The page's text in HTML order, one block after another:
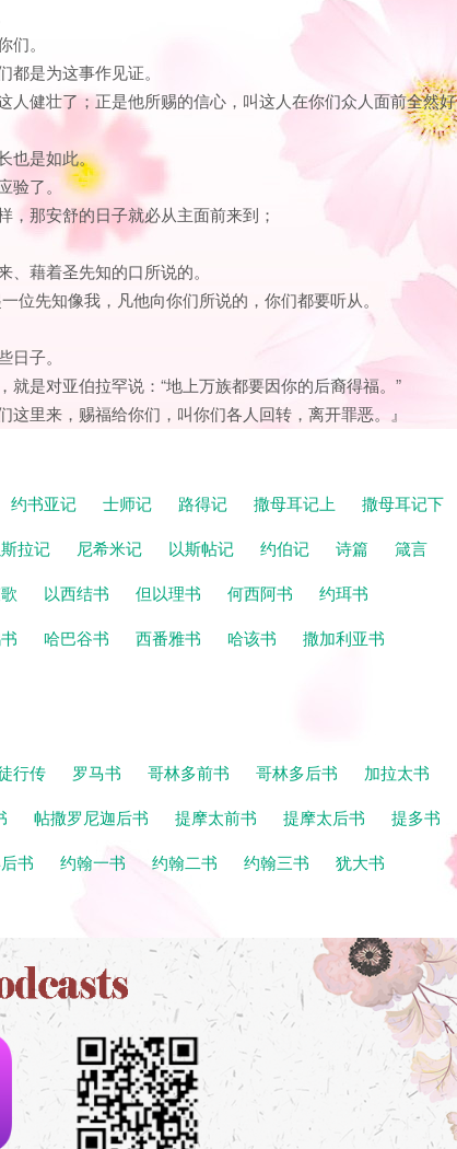
。
是为这事作见证。
健壮了；正是他所赐的信心，叫这人在你们众人面前全然好
也是如此。
了。
那安舒的日子就必从主面前来到；
藉着圣先知的口所说的。
先知像我，凡他向你们所说的，你们都要听从。
子。
是对亚伯拉罕说：“地上万族都要因你的后裔得福。”
里来，赐福给你们，叫你们各人回转，离开罪恶。』
约书亚记 士师记 路得记 撒母耳记上
撒母耳记下
拉记 尼希米记 以斯帖记 约伯记 诗篇
箴言
以西结书 但以理书 何西阿书
约珥书
哈巴谷书 西番雅书 哈该书
撒加利亚书
行传 罗马书 哥林多前书 哥林多后书
加拉太书
帖撒罗尼迦后书 提摩太前书 提摩太后书
提多书
书 约翰一书 约翰二书 约翰三书
犹大书